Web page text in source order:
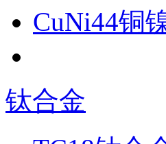
CuNi44铜
钛合金